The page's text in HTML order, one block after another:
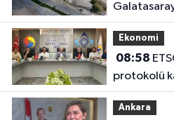
kapasiteyle
Ekonomi
08:58
protokolü
kurulu
Ankara